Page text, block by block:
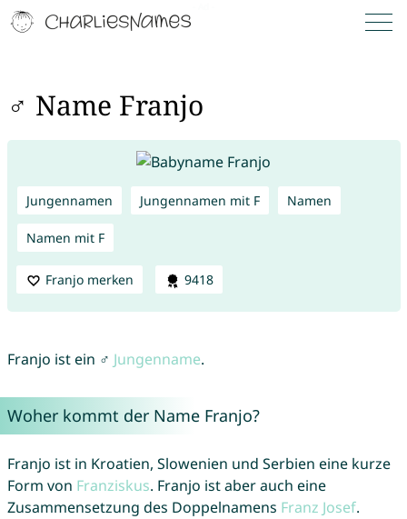
♂ Name Franjo
Jungennamen Jungennamen mit F Namen
Namen mit F
Franjo merken 9418
Franjo ist ein ♂ Jungenname.
Woher kommt der Name Franjo?
Franjo ist in Kroatien, Slowenien und Serbien eine kurze
Form von Franziskus. Franjo ist aber auch eine
Zusammensetzung des Doppelnamens Franz Josef.